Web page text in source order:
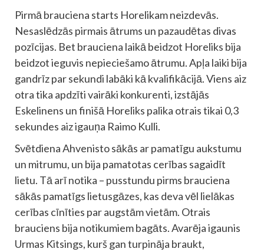
Pirmā brauciena starts Horelikam neizdevās.
Nesaslēdzās pirmais ātrums un pazaudētas divas
pozīcijas. Bet brauciena laikā beidzot Horeliks bija
beidzot ieguvis nepieciešamo ātrumu. Apļa laiki bija
gandrīz par sekundi labāki kā kvalifikācijā. Viens aiz
otra tika apdzīti vairāki konkurenti, izstājās
Eskelinens un finišā Horeliks palika otrais tikai 0,3
sekundes aiz igauņa Raimo Kulli.
Svētdiena Ahvenisto sākās ar pamatīgu aukstumu
un mitrumu, un bija pamatotas cerības sagaidīt
lietu. Tā arī notika – pusstundu pirms brauciena
sākās pamatīgs lietusgāzes, kas deva vēl lielākas
cerības cīnīties par augstām vietām. Otrais
brauciens bija notikumiem bagāts. Avarēja igaunis
Urmas Kitsings, kurš gan turpināja braukt,